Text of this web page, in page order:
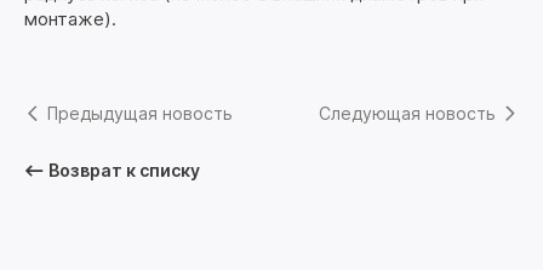
монтаже).
Предыдущая новость Следующая новость
Возврат к списку